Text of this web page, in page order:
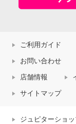
ご利用ガイド
お問い合わせ
店舗情報
サイトマップ
ジュピターショ